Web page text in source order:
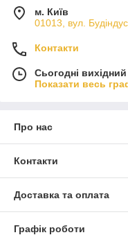
м. Київ
01013, вул.
Контакти
Сьогодні вихідний
Показати весь
Про нас
Контакти
Доставка та оплата
Графік роботи